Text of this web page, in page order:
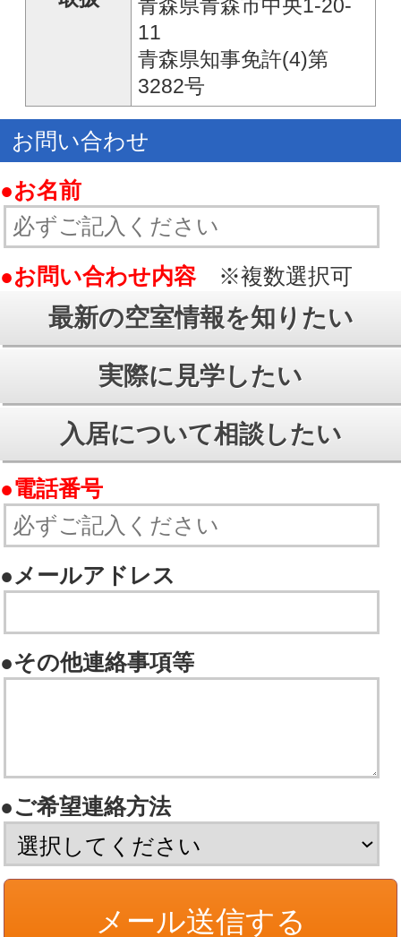
メール送信する
TEL：
✉ お問い合わせ
© ㈱あおもり不動産らんど
All Rights Reserved.
PCモードで見る